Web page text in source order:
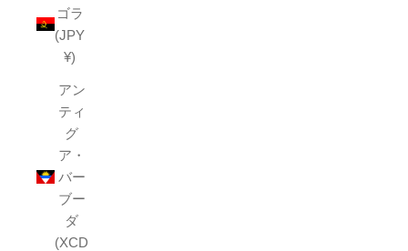
ゴラ
(JPY
¥)
アン
ティ
グ
ア・
バー
ブー
ダ
(XCD